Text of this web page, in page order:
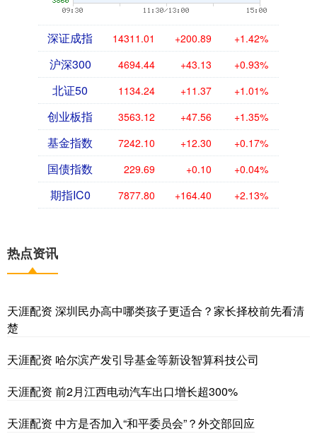
深证成指 14311.01 +200.89 +1.42%
沪深300 4694.44 +43.13 +0.93%
北证50 1134.24 +11.37 +1.01%
创业板指 3563.12 +47.56 +1.35%
基金指数 7242.10 +12.30 +0.17%
国债指数 229.69 +0.10 +0.04%
期指IC0 7877.80 +164.40 +2.13%
热点资讯
天涯配资 深圳民办高中哪类孩子更适合？家长择校前先看清
楚
天涯配资 哈尔滨产发引导基金等新设智算科技公司
天涯配资 前2月江西电动汽车出口增长超300%
天涯配资 中方是否加入“和平委员会”？外交部回应